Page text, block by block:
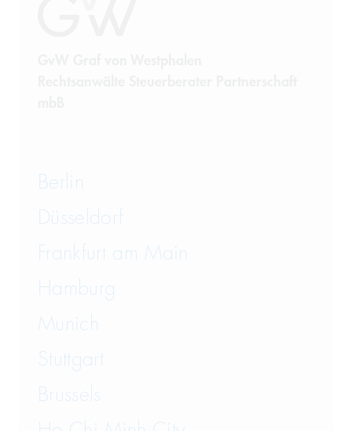
Berlin
Düsseldorf
Frankfurt am Main
Hamburg
Munich
Stuttgart
Brussels